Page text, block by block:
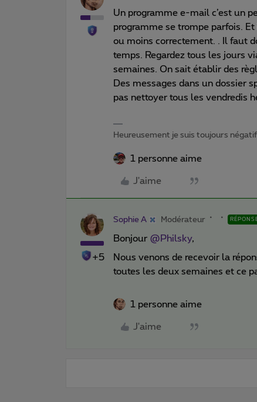
Un programme e-mail c’est un
programme se trompe parfois.
ou moins correctement. . Il faut
temps. Regardez tous les jours
semaines. On sait établir des
Des messages dans un dossier
pas nettoyer tous les vendredis
Heureusement je suis toujours négatif
1 personne aime
J'aime
+5
Sophie A Modérateur
Bonjour @Philsky,
Nous venons de recevoir la
toutes les deux semaines et ce
1 personne aime
J'aime